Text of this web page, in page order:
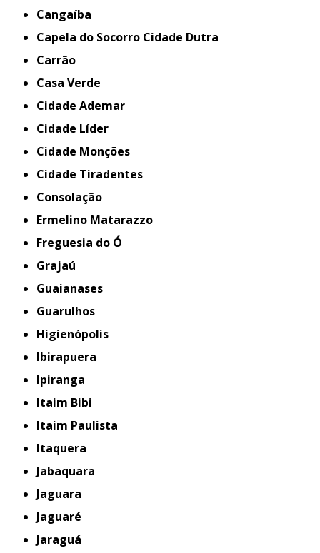
Cangaíba
Capela do Socorro Cidade Dutra
Carrão
Casa Verde
Cidade Ademar
Cidade Líder
Cidade Monções
Cidade Tiradentes
Consolação
Ermelino Matarazzo
Freguesia do Ó
Grajaú
Guaianases
Guarulhos
Higienópolis
Ibirapuera
Ipiranga
Itaim Bibi
Itaim Paulista
Itaquera
Jabaquara
Jaguara
Jaguaré
Jaraguá